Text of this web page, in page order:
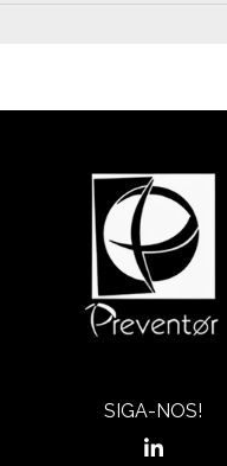
NO TRABALHO
DAS EMPRESAS
SIGA-NOS!